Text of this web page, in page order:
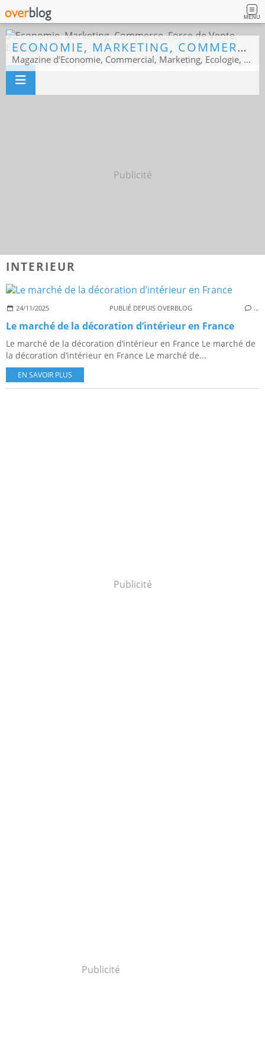
MENU
ECONOMIE, MARKETING, COMMERCE, FORCE DE VENTE, ECOLOGIE
Magazine d’Economie, Commercial, Marketing, Ecologie, Sport business
Publicité
INTERIEUR
24/11/2025 PUBLIÉ DEPUIS OVERBLOG …
Le marché de la décoration d’intérieur en France
Le marché de la décoration d’intérieur en France Le marché de
la décoration d’intérieur en France Le marché de...
EN SAVOIR PLUS
Publicité
Publicité